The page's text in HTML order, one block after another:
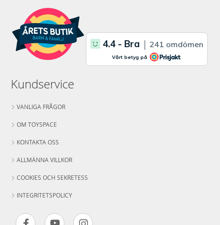
Kundservice
VANLIGA FRÅGOR
OM TOYSPACE
KONTAKTA OSS
ALLMÄNNA VILLKOR
COOKIES OCH SEKRETESS
INTEGRITETSPOLICY